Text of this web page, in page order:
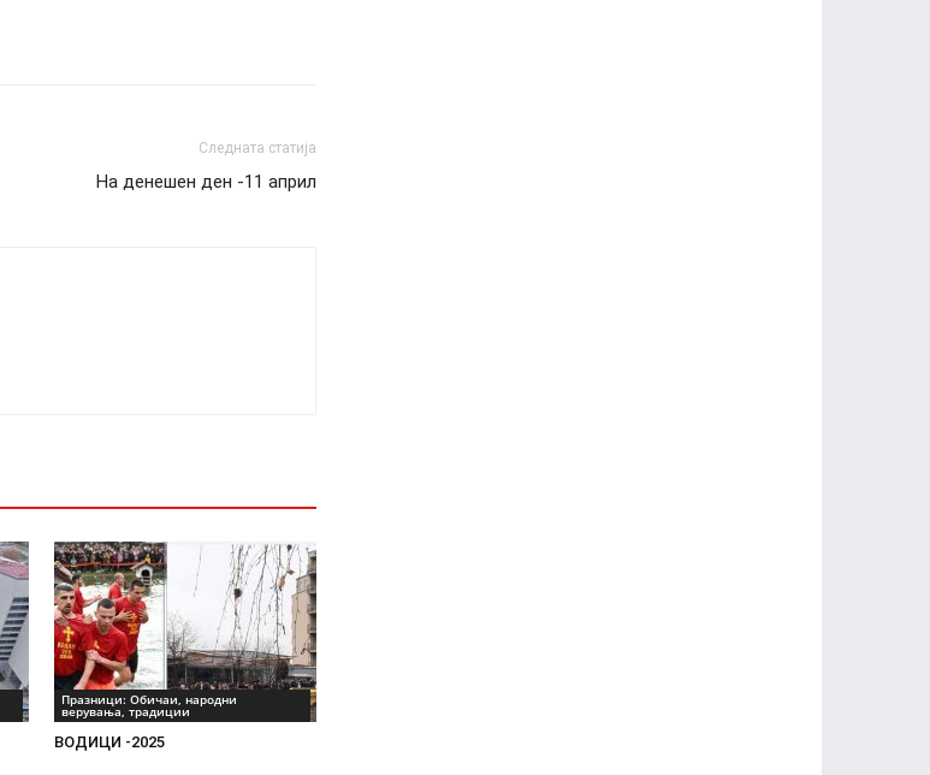
Следната статија
На денешен ден -11 април
Празници: Обичаи, народни
верувања, традиции
ВОДИЦИ -2025